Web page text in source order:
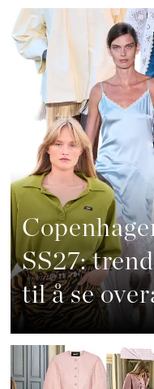
SS27:
til å se